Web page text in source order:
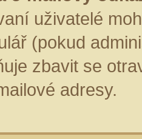
uživatelé
(pokud
zbavit se
adresy.